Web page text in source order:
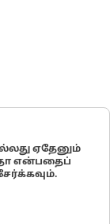
ஏதேனும்
என்பதைப்